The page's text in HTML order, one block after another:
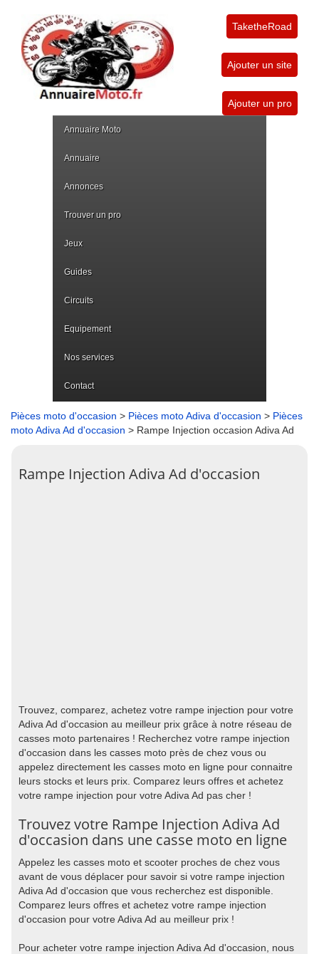
TaketheRoad
Ajouter un site
Ajouter un pro
Annuaire Moto
Annuaire
Annonces
Trouver un pro
Jeux
Guides
Circuits
Equipement
Nos services
Contact
Pièces moto d'occasion > Pièces moto Adiva d'occasion > Pièces
moto Adiva Ad d'occasion > Rampe Injection occasion Adiva Ad
Rampe Injection Adiva Ad d'occasion
Trouvez, comparez, achetez votre rampe injection pour votre
Adiva Ad d'occasion au meilleur prix grâce à notre réseau de
casses moto partenaires ! Recherchez votre rampe injection
d'occasion dans les casses moto près de chez vous ou
appelez directement les casses moto en ligne pour connaitre
leurs stocks et leurs prix. Comparez leurs offres et achetez
votre rampe injection pour votre Adiva Ad pas cher !
Trouvez votre Rampe Injection Adiva Ad
d'occasion dans une casse moto en ligne
Appelez les casses moto et scooter proches de chez vous
avant de vous déplacer pour savoir si votre rampe injection
Adiva Ad d'occasion que vous recherchez est disponible.
Comparez leurs offres et achetez votre rampe injection
d'occasion pour votre Adiva Ad au meilleur prix !
Pour acheter votre rampe injection Adiva Ad d'occasion, nous